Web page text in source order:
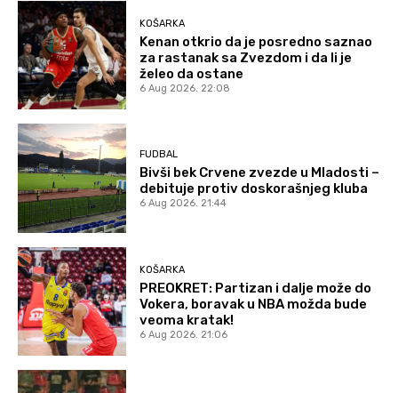
KOŠARKA
Kenan otkrio da je posredno saznao
za rastanak sa Zvezdom i da li je
želeo da ostane
6 Aug 2026. 22:08
FUDBAL
Bivši bek Crvene zvezde u Mladosti –
debituje protiv doskorašnjeg kluba
6 Aug 2026. 21:44
KOŠARKA
PREOKRET: Partizan i dalje može do
Vokera, boravak u NBA možda bude
veoma kratak!
6 Aug 2026. 21:06